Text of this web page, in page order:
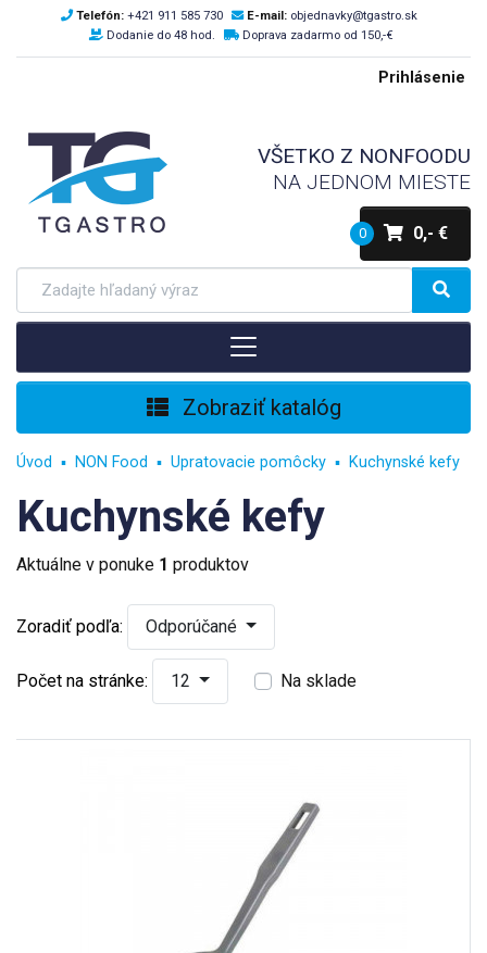
Telefón: +421 911 585 730 E-mail: objednavky@tgastro.sk
Dodanie do 48 hod.
Doprava zadarmo od 150,-€
Prihlásenie
VŠETKO Z NONFOODU
NA JEDNOM MIESTE
0 0,- €
Zobraziť katalóg
Úvod NON Food Upratovacie pomôcky Kuchynské kefy
Kuchynské kefy
Aktuálne v ponuke 1 produktov
Zoradiť podľa: Odporúčané
Počet na stránke: 12 Na sklade